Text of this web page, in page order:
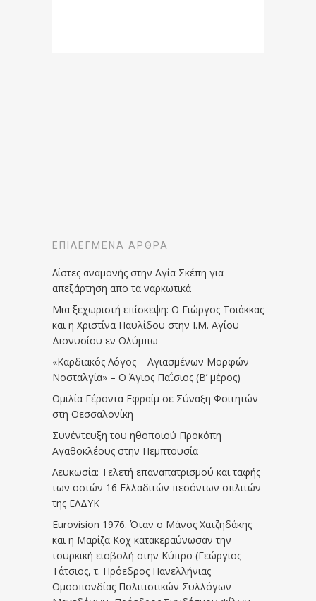
ΕΠΙΛΕΓΜΈΝΑ ΆΡΘΡΑ
Λίστες αναμονής στην Αγία Σκέπη για
απεξάρτηση απο τα ναρκωτικά
Μια ξεχωριστή επίσκεψη: Ο Γιώργος Τσιάκκας
και η Χριστίνα Παυλίδου στην Ι.Μ. Αγίου
Διονυσίου εν Ολύμπω
«Καρδιακός Λόγος – Αγιασμένων Μορφών
Νοσταλγία» – Ο Άγιος Παΐσιος (Β’ μέρος)
Ομιλία Γέροντα Εφραίμ σε Σύναξη Φοιτητών
στη Θεσσαλονίκη
Συνέντευξη του ηθοποιού Προκόπη
Αγαθοκλέους στην Πεμπτουσία
Λευκωσία: Τελετή επαναπατρισμού και ταφής
των οστών 16 Ελλαδιτών πεσόντων οπλιτών
της ΕΛΔΥΚ
Eurovision 1976. Όταν ο Μάνος Χατζηδάκης
και η Μαρίζα Κοχ κατακεραύνωσαν την
τουρκική εισβολή στην Κύπρο (Γεώργιος
Τάτσιος, τ. Πρόεδρος Πανελλήνιας
Ομοσπονδίας Πολιτιστικών Συλλόγων